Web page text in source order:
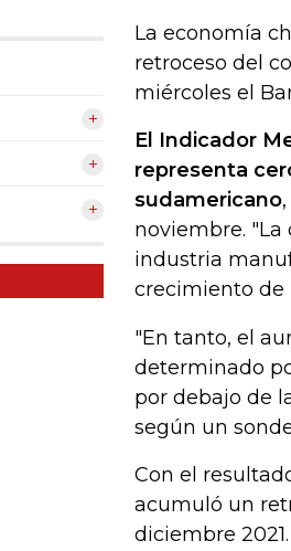
La economía
retroceso del
miércoles el
El Indicador
representa
sudamericano
noviembre.
industria
crecimiento de
"En tanto, el
determinado
por debajo de
según un
Con el
acumuló un
diciembre 2021.